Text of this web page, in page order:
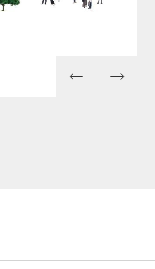
学部」誕生！